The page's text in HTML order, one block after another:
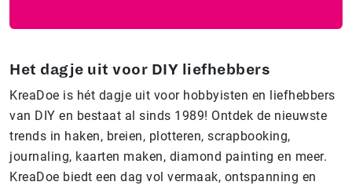
Het dagje uit voor DIY liefhebbers
KreaDoe is hét dagje uit voor hobbyisten en liefhebbers
van DIY en bestaat al sinds 1989! Ontdek de nieuwste
trends in haken, breien, plotteren, scrapbooking,
journaling, kaarten maken, diamond painting en meer.
KreaDoe biedt een dag vol vermaak, ontspanning en